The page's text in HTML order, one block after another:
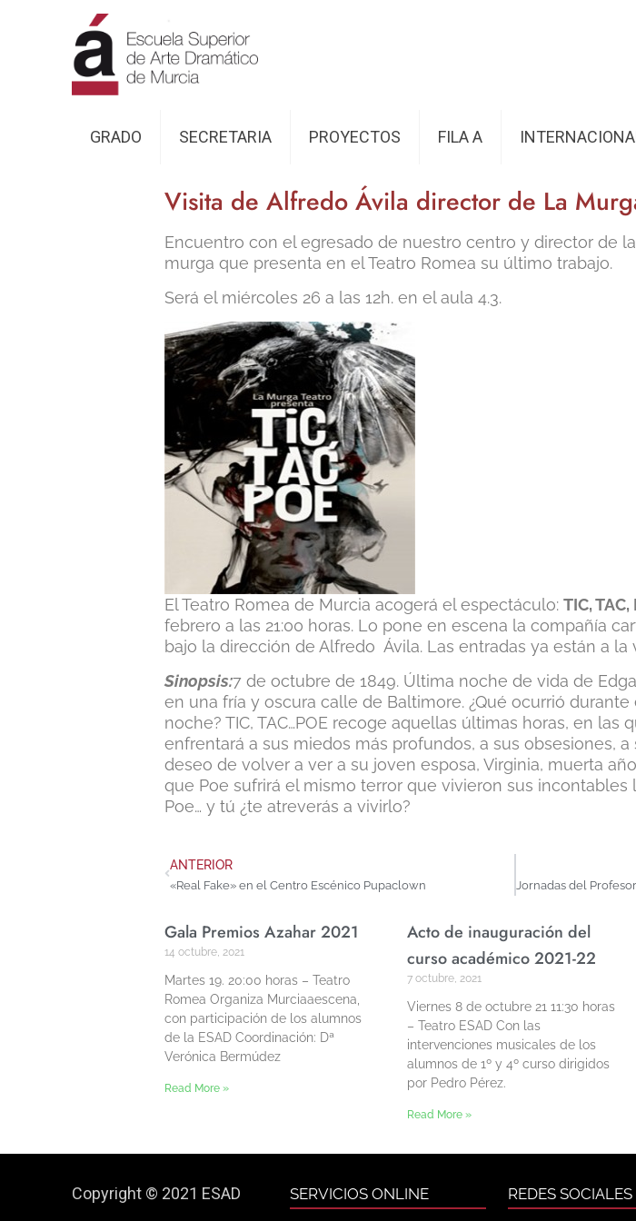
GRADO SECRETARIA PROYECTOS FILA A
Visita de Alfredo Ávila director de La
Encuentro con el egresado de nuestro centro y director de
murga que presenta en el Teatro Romea su último trabajo.
Será el miércoles 26 a las 12h. en el aula 4.3.
El Teatro Romea de Murcia acogerá el espectáculo: TIC, TAC,
febrero a las 21:00 horas. Lo pone en escena la compañía
bajo la dirección de Alfredo Ávila. Las entradas ya están a la
Sinopsis:7 de octubre de 1849. Última noche de vida de
en una fría y oscura calle de Baltimore. ¿Qué ocurrió
noche? TIC, TAC…POE recoge aquellas últimas horas, en las
enfrentará a sus miedos más profundos, a sus obsesiones,
deseo de volver a ver a su joven esposa, Virginia, muerta
que Poe sufrirá el mismo terror que vivieron sus incontables
Poe… y tú ¿te atreverás a vivirlo?
ANTERIOR
«Real Fake» en el Centro Escénico Pupaclown
Gala Premios Azahar 2021
14 octubre, 2021
Martes 19. 20:00 horas – Teatro
Romea Organiza Murciaaescena,
con participación de los alumnos
de la ESAD Coordinación: Dª
Verónica Bermúdez
Read More »
Acto de inauguración del
curso académico 2021-22
7 octubre, 2021
Viernes 8 de octubre 21 11:30 horas
– Teatro ESAD Con las
intervenciones musicales de los
alumnos de 1º y 4º curso dirigidos
por Pedro Pérez.
Read More »
Copyright © 2021 ESAD SERVICIOS ONLINE REDES SOCIALES